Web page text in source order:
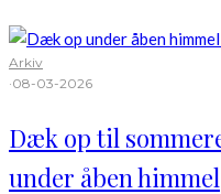
Arkiv
·08-03-2026
Dæk op til
under åben himmel